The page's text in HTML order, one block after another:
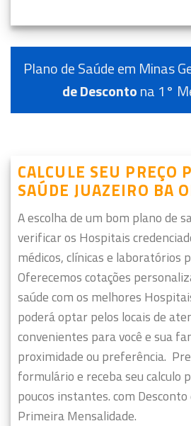
Plano de Saúde em Minas
de Descontona 1°
CALCULE SEU PREÇO
SAÚDE JUAZEIRO BA
A escolha de um bom plano de
verificar os Hospitais
médicos, clínicas e laboratórios
Oferecemos cotações
saúde com os melhores
poderá optar pelos locais de
convenientes para você e sua
proximidade ou preferência.
formulário e receba seu calculo
poucos instantes. com
Primeira Mensalidade.